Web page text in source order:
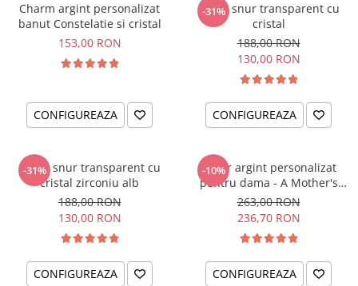
Charm argint personalizat
banut Constelatie si cristal
153,00 RON
CONFIGUREAZA
-31%
Colier snur transparent cu
cristal
188,00 RON
130,00 RON
CONFIGUREAZA
-31%
Colier snur transparent cu
cristal zirconiu alb
188,00 RON
130,00 RON
CONFIGUREAZA
-10%
Colier argint personalizat
pentru dama - A Mother's
Love
263,00 RON
236,70 RON
CONFIGUREAZA